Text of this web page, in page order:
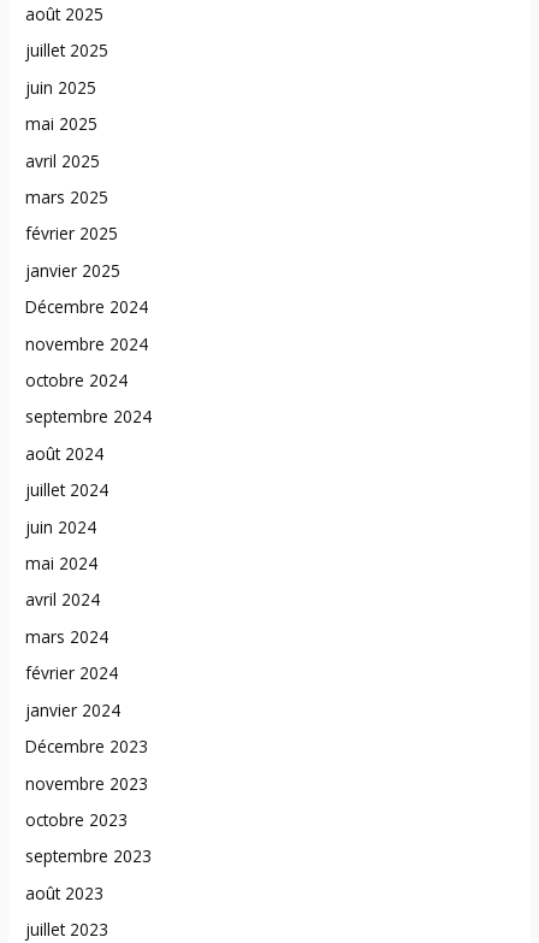
août 2025
juillet 2025
juin 2025
mai 2025
avril 2025
mars 2025
février 2025
janvier 2025
Décembre 2024
novembre 2024
octobre 2024
septembre 2024
août 2024
juillet 2024
juin 2024
mai 2024
avril 2024
mars 2024
février 2024
janvier 2024
Décembre 2023
novembre 2023
octobre 2023
septembre 2023
août 2023
juillet 2023